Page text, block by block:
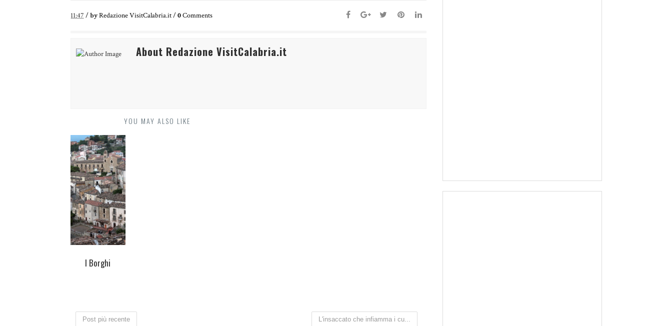
11:47 /byRedazione VisitCalabria.it/0Comments
About Redazione VisitCalabria.it
YOU MAY ALSO LIKE
I Borghi
Post più recente L'insaccato che infiamma i cu...